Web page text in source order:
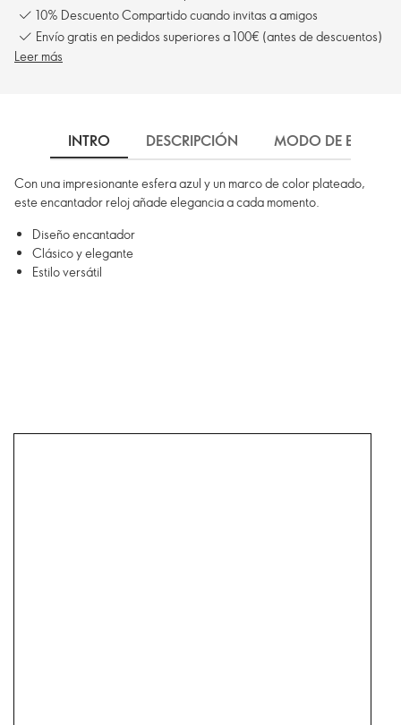
10% Descuento Compartido cuando invitas a amigos
Envío gratis en pedidos superiores a 100€ (antes de descuentos)
Leer más
INTRO DESCRIPCIÓN MODO DE EMPLEO
Con una impresionante esfera azul y un marco de color plateado,
este encantador reloj añade elegancia a cada momento.
Diseño encantador
Clásico y elegante
Estilo versátil